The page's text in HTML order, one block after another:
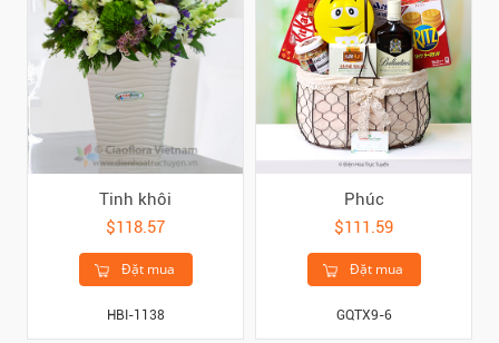
Tinh khôi
$118.57
Đặt mua
HBI-1138
Phúc
$111.59
Đặt mua
GQTX9-6